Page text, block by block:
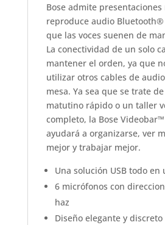
Bose admite
reproduce audio
que las voces suenen de
La conectividad de un solo
mantener el orden, ya que
utilizar otros cables de
mesa. Ya sea que se trate
matutino rápido o un taller
completo, la Bose
ayudará a organizarse, ver
mejor y trabajar mejor.
Una solución USB todo en
6 micrófonos con
haz
Diseño elegante y discreto